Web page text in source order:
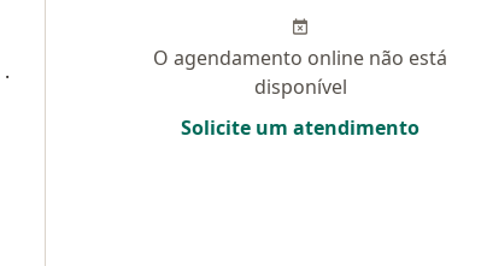
·
O agendamento online não está
disponível
Solicite um atendimento